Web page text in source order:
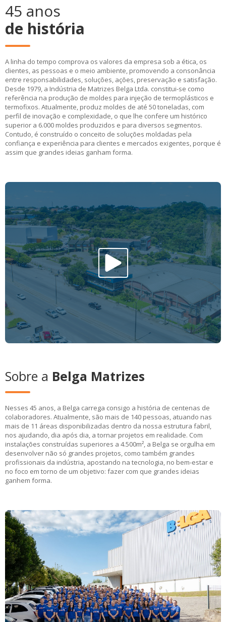
45 anos
de história
A linha do tempo comprova os valores da empresa sob a ética, os
clientes, as pessoas e o meio ambiente, promovendo a consonância
entre responsabilidades, soluções, ações, preservação e satisfação.
Desde 1979, a Indústria de Matrizes Belga Ltda. constitui-se como
referência na produção de moldes para injeção de termoplásticos e
termofixos. Atualmente, produz moldes de até 50 toneladas, com
perfil de inovação e complexidade, o que lhe confere um histórico
superior a 6.000 moldes produzidos e para diversos segmentos.
Contudo, é construído o conceito de soluções moldadas pela
confiança e experiência para clientes e mercados exigentes, porque é
assim que grandes ideias ganham forma.
Sobre a Belga Matrizes
Nesses 45 anos, a Belga carrega consigo a história de centenas de
colaboradores. Atualmente, são mais de 140 pessoas, atuando nas
mais de 11 áreas disponibilizadas dentro da nossa estrutura fabril,
nos ajudando, dia após dia, a tornar projetos em realidade. Com
instalações construídas superiores a 4.500m², a Belga se orgulha em
desenvolver não só grandes projetos, como também grandes
profissionais da indústria, apostando na tecnologia, no bem-estar e
no foco em torno de um objetivo: fazer com que grandes ideias
ganhem forma.